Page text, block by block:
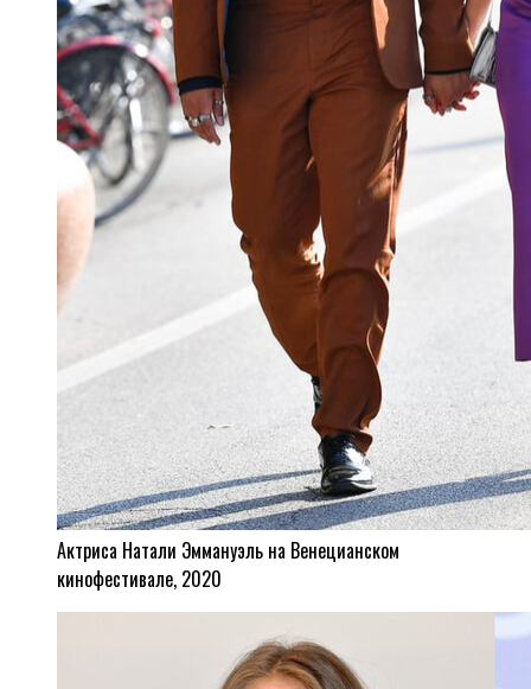
Актриса Натали Эммануэль на Венецианском
кинофестивале, 2020